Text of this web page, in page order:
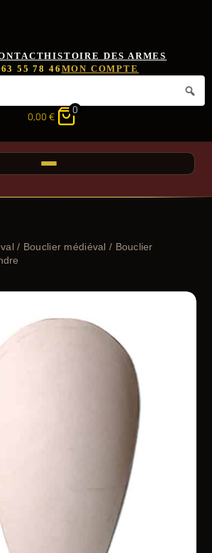
HISTOIRE DES ARMES
55 78 46 MON COMPTE
0,00 €
0
/ Bouclier médiéval / Bouclier